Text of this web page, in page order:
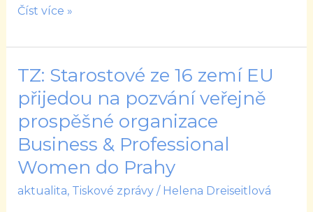
postoj
k
EU
Číst více »
TZ: Starostové ze 16 zemí EU
přijedou na pozvání veřejně
prospěšné organizace
Business & Professional
Women do Prahy
aktualita, Tiskové zprávy/ Helena Dreiseitlová
TZ:
Starostové
ze
16
zemí
EU
přijedou